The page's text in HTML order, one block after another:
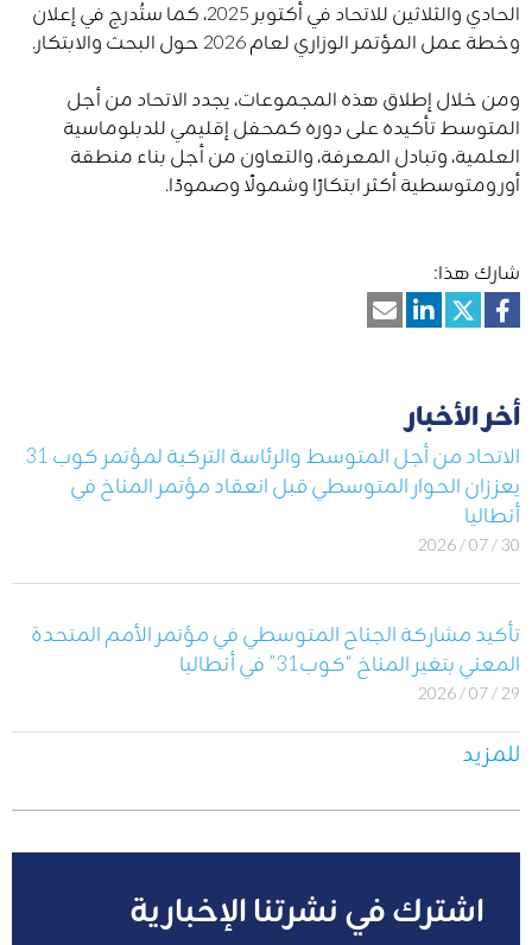
الحادي والثلاثين للاتحاد في أكتوبر 2025، كما ستُدرج في إعلان
وخطة عمل المؤتمر الوزاري لعام 2026 حول البحث والابتكار.
ومن خلال إطلاق هذه المجموعات، يجدد الاتحاد من أجل
المتوسط تأكيده على دوره كمحفل إقليمي للدبلوماسية
العلمية، وتبادل المعرفة، والتعاون من أجل بناء منطقة
أورومتوسطية أكثر ابتكارًا وشمولًا وصمودًا.
شارك هذا:
أخر الأخبار
الاتحاد من أجل المتوسط والرئاسة التركية لمؤتمر كوب 31
يعززان الحوار المتوسطي قبل انعقاد مؤتمر المناخ في
أنطاليا
30 / 07 / 2026
تأكيد مشاركة الجناح المتوسطي في مؤتمر الأمم المتحدة
المعني بتغير المناخ “كوب31” في أنطاليا
29 / 07 / 2026
للمزيد
اشترك في نشرتنا الإخبارية